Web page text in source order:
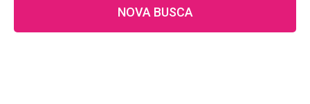
NOVA BUSCA